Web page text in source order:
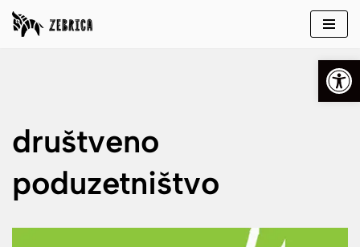
društveno
poduzetništvo